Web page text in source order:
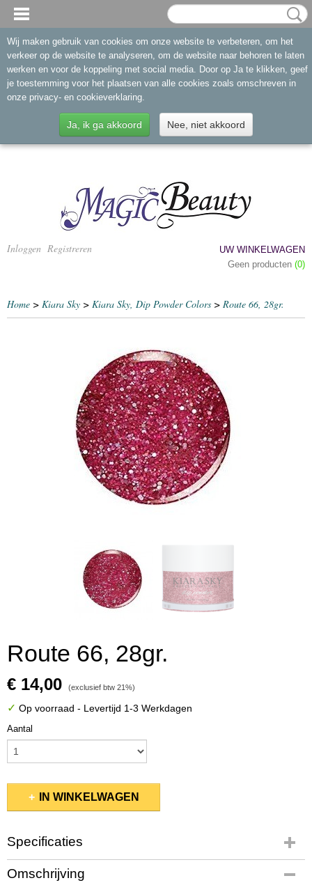
Inloggen Registreren
UW WINKELWAGEN
Geen producten (0)
Home > Kiara Sky > Kiara Sky, Dip Powder Colors > Route 66, 28gr.
Route 66, 28gr.
€ 14,00 (exclusief btw 21%)
✓ Op voorraad - Levertijd 1-3 Werkdagen
Aantal
IN WINKELWAGEN
Specificaties
Productcode
KSDP177
Omschrijving
Wij maken gebruik van cookies om onze website te verbeteren, om het
verkeer op de website te analyseren, om de website naar behoren te laten
werken en voor de koppeling met social media. Door op Ja te klikken, geef
je toestemming voor het plaatsen van alle cookies zoals omschreven in
onze privacy- en cookieverklaring.
Ja, ik ga akkoord Nee, niet akkoord